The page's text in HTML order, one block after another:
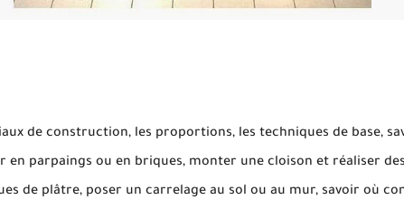
de construction, les proportions, les techniques de base,
en parpaings ou en briques, monter une cloison et réaliser
de plâtre, poser un carrelage au sol ou au mur, savoir où